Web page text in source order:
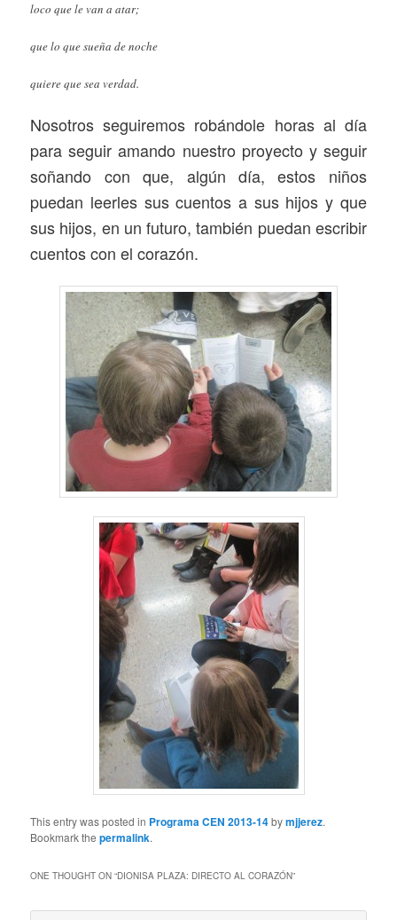
loco que le van a atar;
que lo que sueña de noche
quiere que sea verdad.
Nosotros seguiremos robándole horas al día
para seguir amando nuestro proyecto y seguir
soñando con que, algún día, estos niños
puedan leerles sus cuentos a sus hijos y que
sus hijos, en un futuro, también puedan escribir
cuentos con el corazón.
This entry was posted in Programa CEN 2013-14bymjjerez.
Bookmark thepermalink.
ONE THOUGHT ON “DIONISA PLAZA: DIRECTO AL CORAZÓN”